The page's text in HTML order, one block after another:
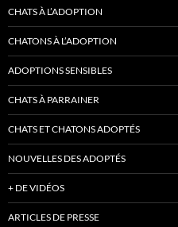
CHATS À L’ADOPTION
CHATONS À L’ADOPTION
ADOPTIONS SENSIBLES
CHATS À PARRAINER
CHATS ET CHATONS ADOPTÉS
NOUVELLES DES ADOPTÉS
+ DE VIDÉOS
ARTICLES DE PRESSE